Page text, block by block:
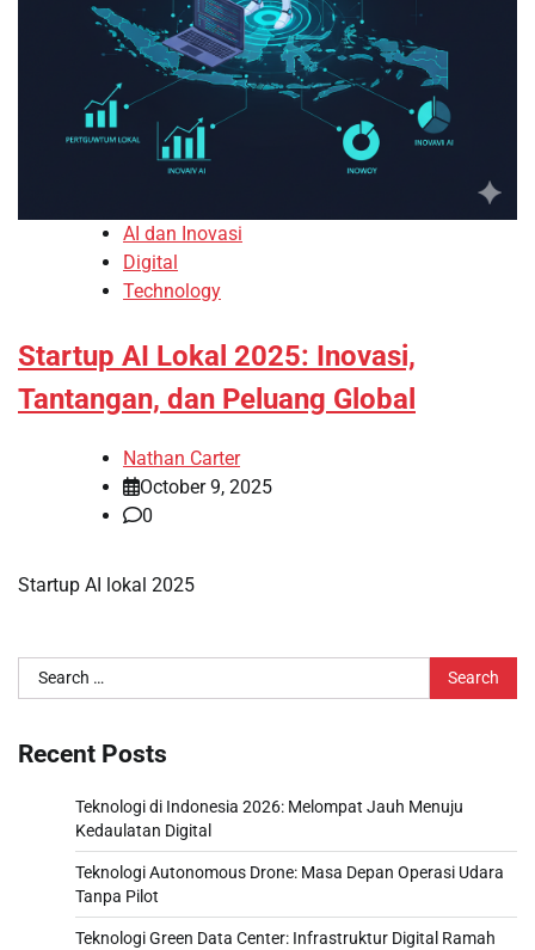
AI dan Inovasi
Digital
Technology
Startup AI Lokal 2025: Inovasi,
Tantangan, dan Peluang Global
Nathan Carter
October 9, 2025
0
Startup AI lokal 2025
Search
for:
Recent Posts
Teknologi di Indonesia 2026: Melompat Jauh Menuju
Kedaulatan Digital
Teknologi Autonomous Drone: Masa Depan Operasi Udara
Tanpa Pilot
Teknologi Green Data Center: Infrastruktur Digital Ramah